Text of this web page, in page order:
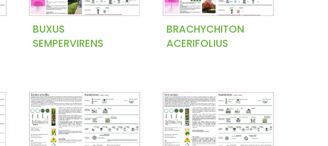
BUXUS
SEMPERVIRENS
BRACHYCHITON
ACERIFOLIUS